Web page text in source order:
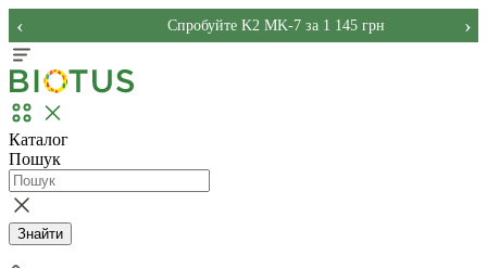
Спробуйте K2 MK-7 за 1 145 грн
‹ ›
Каталог
Пошук
Знайти